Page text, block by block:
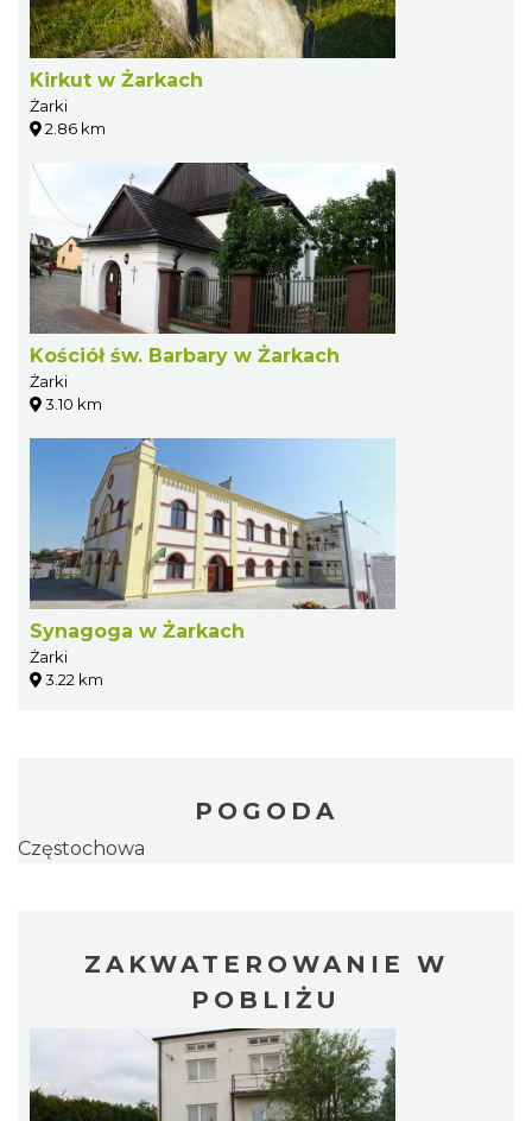
Kirkut w Żarkach
Żarki
2.86 km
Kościół św. Barbary w Żarkach
Żarki
3.10 km
Synagoga w Żarkach
Żarki
3.22 km
POGODA
Częstochowa
ZAKWATEROWANIE W
POBLIŻU